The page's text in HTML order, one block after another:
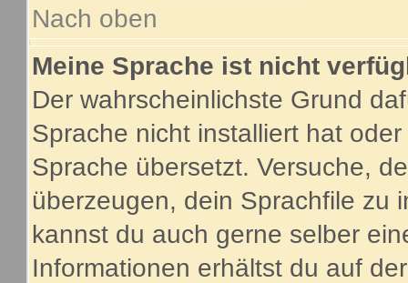
Nach oben
Meine Sprache ist nicht
Der wahrscheinlichste Grund
Sprache nicht installiert hat
Sprache übersetzt. Versuche,
überzeugen, dein Sprachfile zu
kannst du auch gerne selber
Informationen erhältst du auf